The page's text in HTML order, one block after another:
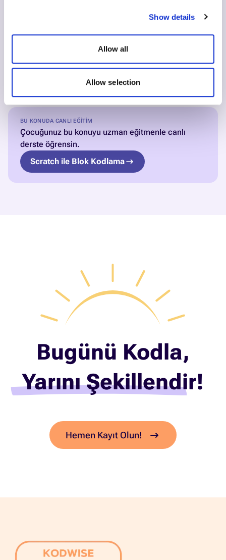
Show details
Allow all
Allow selection
En İyi 10 Blok Tabanlı Kodlama Aracı: Karşılaştırma
Blok Kodlama Programları: Çocuk İçin Öğrenme Yolu
BU KONUDA CANLI EĞITIM
Çocuğunuz bu konuyu uzman eğitmenle canlı
derste öğrensin.
Scratch ile Blok Kodlama
Bugünü Kodla,
Yarını Şekillendir!
Hemen Kayıt Olun!